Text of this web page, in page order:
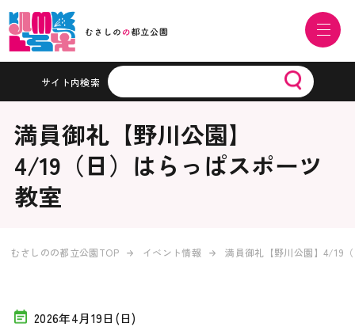
サイト内検索
満員御礼【野川公園】
4/19（日）はらっぱスポーツ
教室
むさしのの都立公園TOP イベント情報 満員御礼【野川公園】4/19
2026年4月19日(日)